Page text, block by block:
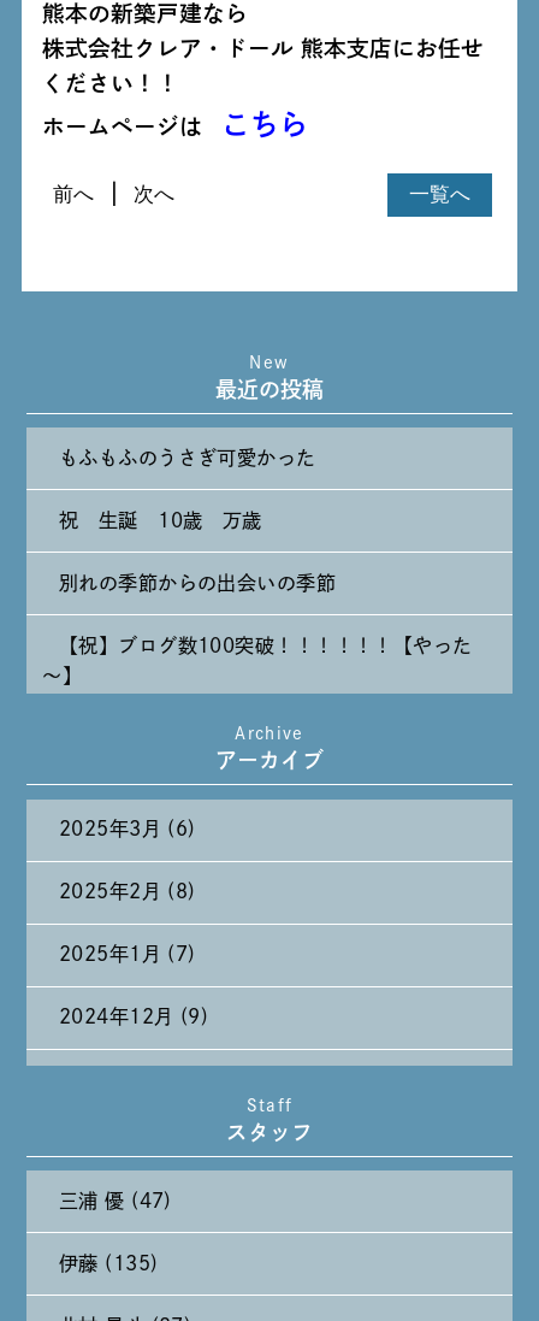
熊本の新築戸建なら
株式会社クレア・ドール 熊本支店にお任せ
ください！！
ホームページは
こちら
一覧へ
前へ 次へ
New
最近の投稿
もふもふのうさぎ可愛かった
祝 生誕 10歳 万歳
別れの季節からの出会いの季節
【祝】ブログ数100突破！！！！！！【やった
～】
たまには純喫茶なんて～～～
Archive
アーカイブ
2025年3月 (6)
2025年2月 (8)
2025年1月 (7)
2024年12月 (9)
2024年9月 (11)
2024年8月 (11)
Staff
スタッフ
三浦 優 (47)
伊藤 (135)